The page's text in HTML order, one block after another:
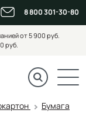
8 800 301-30-80
от 5 900 руб.
руб.
Бумага